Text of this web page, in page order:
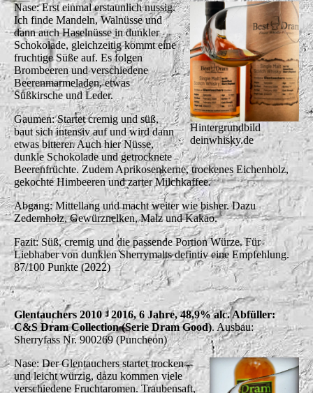
Hintergrundbild
deinwhisky.de
Nase: Erst einmal erstaunlich nussig.
Ich finde Mandeln, Walnüsse und
dann auch Haselnüsse in dunkler
Schokolade, gleichzeitig kommt eine
fruchtige Süße auf. Es folgen
Brombeeren und verschiedene
Beerenmarmeladen, etwas
Süßkirsche und Leder.
Gaumen: Startet cremig und süß,
baut sich intensiv auf und wird dann
etwas bitterer. Auch hier Nüsse,
dunkle Schokolade und getrocknete
Beerenfrüchte. Zudem Aprikosenkerne, trockenes Eichenholz,
gekochte Himbeeren und zarter Milchkaffee.
Abgang: Mittellang und macht weiter wie bisher. Dazu
Zedernholz, Gewürznelken, Malz und Kakao.
Fazit: Süß, cremig und die passende Portion Würze. Für
Liebhaber von dunklen Sherrymalts defintiv eine Empfehlung.
87/100 Punkte (2022)
Glentauchers 2010 - 2016, 6 Jahre, 48,9% alc. Abfüller:
C&S Dram Collection (Serie Dram Good). Ausbau:
Sherryfass Nr. 900269 (Puncheon)
Nase: Der Glentauchers startet trocken
und leicht würzig, dazu kommen viele
verschiedene Fruchtaromen. Traubensaft,